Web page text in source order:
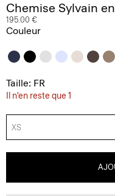
Chemise Sylvain
195.00 €
Couleur
Taille: FR
Il n'en reste que 1
XS